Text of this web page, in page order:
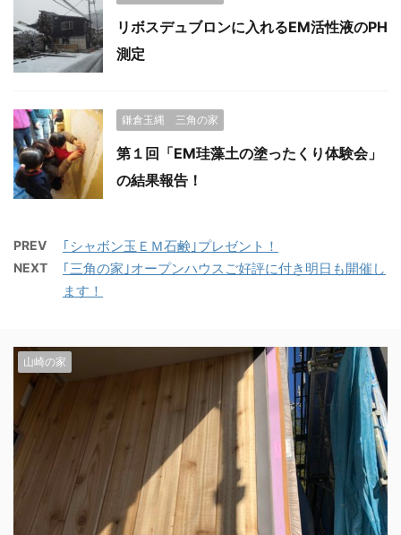
リボスデュブロンに入れるEM活性液のPH
測定
鎌倉玉縄 三角の家
第１回「EM珪藻土の塗ったくり体験会」
の結果報告！
PREV ｢シャボン玉ＥＭ石鹸｣プレゼント！
NEXT
｢三角の家｣オープンハウスご好評に付き明日も開催し
ます！
山崎の家